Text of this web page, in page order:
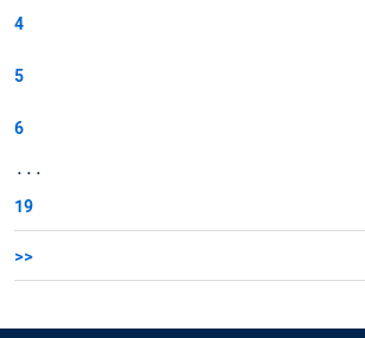
4
5
6
...
19
>>